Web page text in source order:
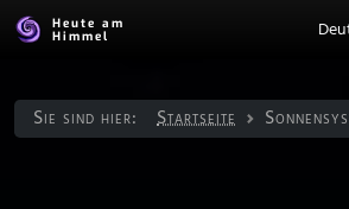
Heute am
Himmel
Sie sind hier: Startseite